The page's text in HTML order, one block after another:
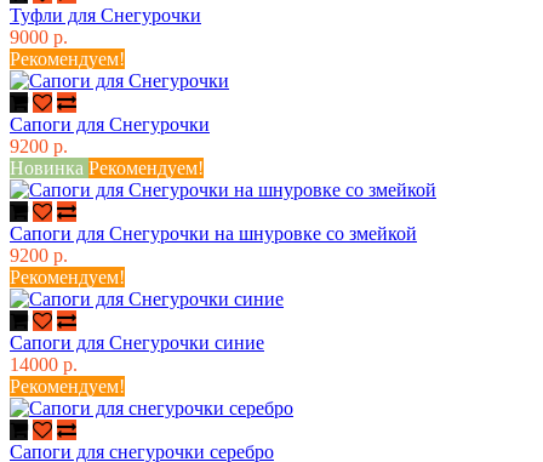
Туфли для Снегурочки
9000 р.
Рекомендуем!
Сапоги для Снегурочки
9200 р.
Новинка Рекомендуем!
Сапоги для Снегурочки на шнуровке со змейкой
9200 р.
Рекомендуем!
Сапоги для Снегурочки синие
14000 р.
Рекомендуем!
Сапоги для снегурочки cеребро